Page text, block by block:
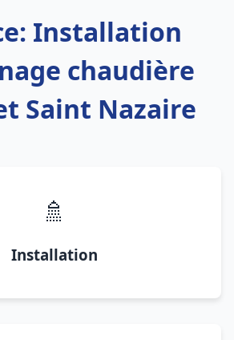
Installation
chaudière
Saint Nazaire
🚿
Installation